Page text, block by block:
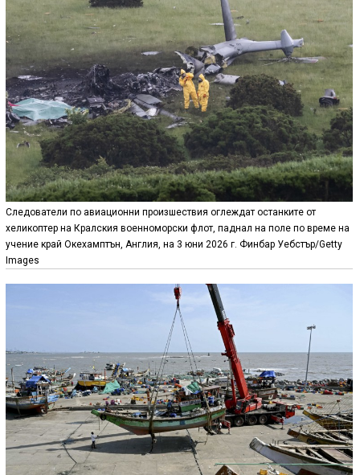
Следователи по авиационни произшествия оглеждат останките от
хеликоптер на Кралския военноморски флот, паднал на поле по време на
учение край Окехамптън, Англия, на 3 юни 2026 г. Финбар Уебстър/Getty
Images